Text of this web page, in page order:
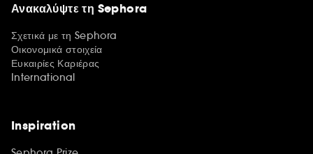
Ανακαλύψτε τη Sephora
Σχετικά με τη Sephora
Οικονομικά στοιχεία
Ευκαιρίες Καριέρας
International
Inspiration